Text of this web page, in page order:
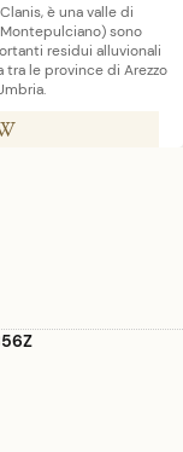
è una valle di
sono
residui alluvionali
tra le province di Arezzo